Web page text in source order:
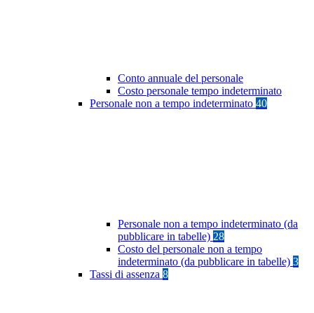
Conto annuale del personale
Costo personale tempo indeterminato
Personale non a tempo indeterminato 40
Personale non a tempo indeterminato (da
pubblicare in tabelle) 28
Costo del personale non a tempo
indeterminato (da pubblicare in tabelle) 3
Tassi di assenza 8